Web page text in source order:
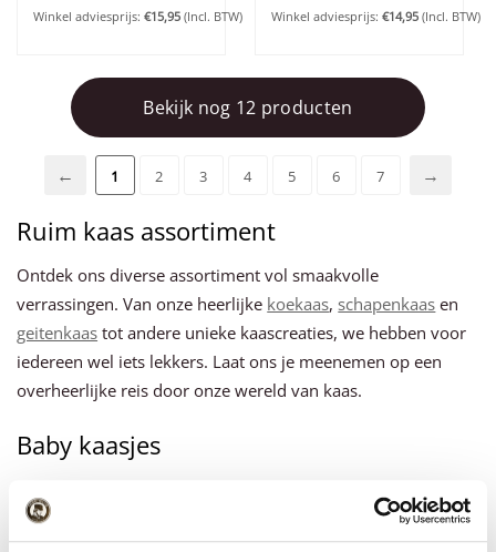
Winkel adviesprijs:€15,95 (Incl. BTW) Winkel adviesprijs:€14,95 (Incl. BTW)
Bekijk nog 12 producten
1 2 3 4 5 6 7
Ruim kaas assortiment
Ontdek ons diverse assortiment vol smaakvolle
verrassingen. Van onze heerlijke koekaas, schapenkaas en
geitenkaas tot andere unieke kaascreaties, we hebben voor
iedereen wel iets lekkers. Laat ons je meenemen op een
overheerlijke reis door onze wereld van kaas.
Baby kaasjes
verse
volgens een speciaal procedé. Deze
kleine kaasjes van 380 gram zijn perfect voor degenen die